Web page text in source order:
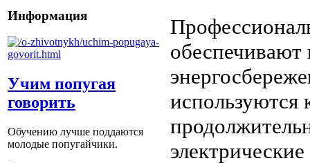
Информация
Учим попугая
говорить
Обучению лучше поддаются
молодые попугайчики.
используются